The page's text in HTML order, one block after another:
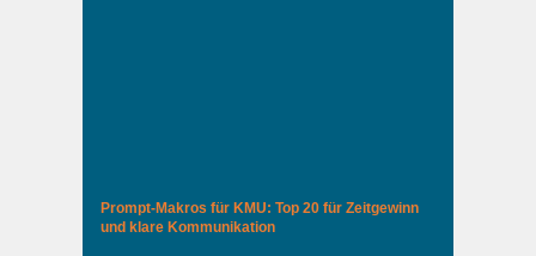
Prompt-Makros für KMU: Top 20 für Zeitgewinn
und klare Kommunikation